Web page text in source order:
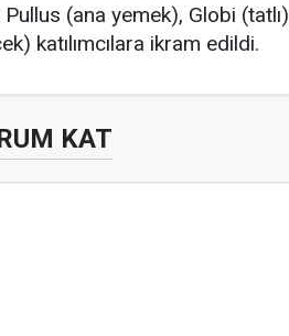
Pullus (ana yemek), Globi
katılımcılara ikram edildi.
KAT